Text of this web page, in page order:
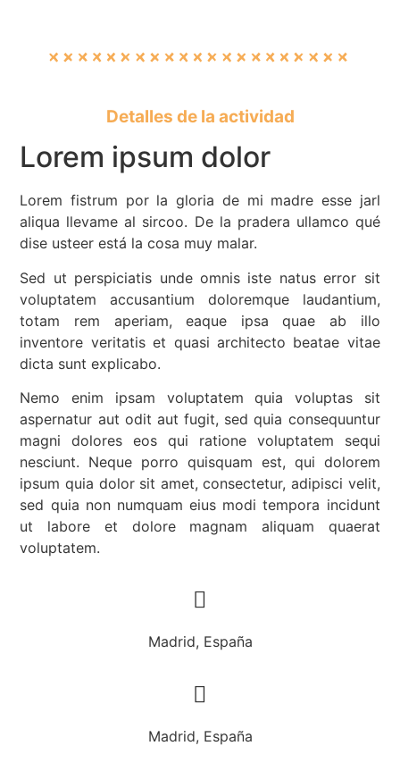
Detalles de la actividad
Lorem ipsum dolor
Lorem fistrum por la gloria de mi madre esse jarl
aliqua llevame al sircoo. De la pradera ullamco qué
dise usteer está la cosa muy malar.
Sed ut perspiciatis unde omnis iste natus error sit
voluptatem accusantium doloremque laudantium,
totam rem aperiam, eaque ipsa quae ab illo
inventore veritatis et quasi architecto beatae vitae
dicta sunt explicabo.
Nemo enim ipsam voluptatem quia voluptas sit
aspernatur aut odit aut fugit, sed quia consequuntur
magni dolores eos qui ratione voluptatem sequi
nesciunt. Neque porro quisquam est, qui dolorem
ipsum quia dolor sit amet, consectetur, adipisci velit,
sed quia non numquam eius modi tempora incidunt
ut labore et dolore magnam aliquam quaerat
voluptatem.
Madrid, España
Madrid, España